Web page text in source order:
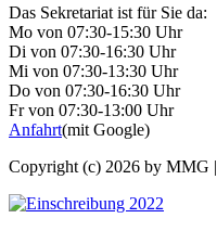
Das Sekretariat ist für Sie da:
Mo von 07:30-15:30 Uhr
Di von 07:30-16:30 Uhr
Mi von 07:30-13:30 Uhr
Do von 07:30-16:30 Uhr
Fr von 07:30-13:00 Uhr
Anfahrt(mit Google)
Copyright (c) 2026 by MMG |